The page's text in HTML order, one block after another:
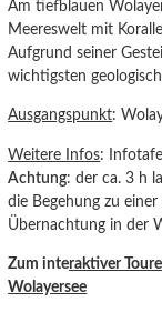
Am tiefblauen
Meereswelt mit
Aufgrund seiner
wichtigsten
Ausgangspunkt:
Weitere Infos:
Achtung: der ca. 3 h
die Begehung zu
Übernachtung in der
Zum interaktiver
Wolayersee